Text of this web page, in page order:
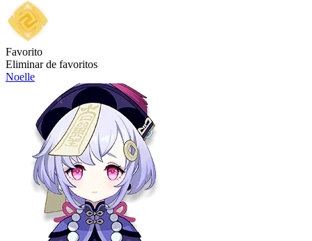
Favorito
Eliminar de favoritos
Noelle